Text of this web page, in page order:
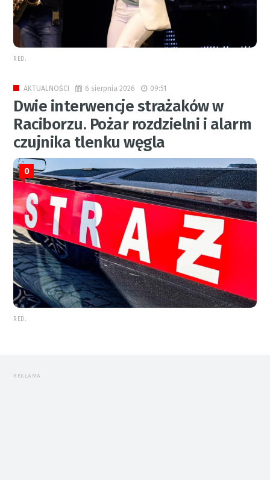
RED.
AKTUALNOŚCI 6 sierpnia 2026 09:51
Dwie interwencje strażaków w
Raciborzu. Pożar rozdzielni i alarm
czujnika tlenku węgla
0
RED.
REKLAMA